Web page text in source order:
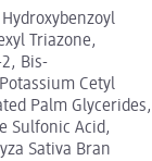
Triazone,
Bis-
Cetyl
Palm Glycerides,
Sulfonic Acid,
Sativa Bran